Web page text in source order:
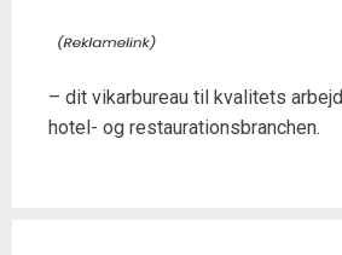
– dit vikarbureau til kvalitets
hotel- og restaurationsbranchen.